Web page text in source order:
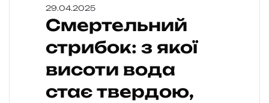
29.04.2025
Смертельний
стрибок: з якої
висоти вода
стає твердою,